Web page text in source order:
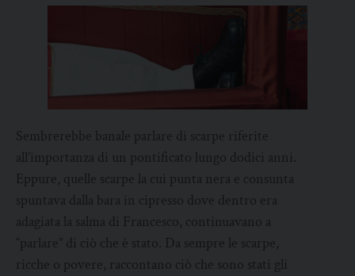
Sembrerebbe banale parlare di scarpe riferite
all’importanza di un pontificato lungo dodici anni.
Eppure, quelle scarpe la cui punta nera e consunta
spuntava dalla bara in cipresso dove dentro era
adagiata la salma di Francesco, continuavano a
“parlare” di ciò che è stato. Da sempre le scarpe,
ricche o povere, raccontano ciò che sono stati gli